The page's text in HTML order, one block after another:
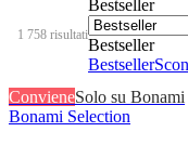
1 758 risultati
Bestseller
Bestseller
Bestseller
ConvieneSolo su Bonami
Bonami Selection